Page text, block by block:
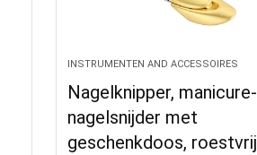
INSTRUMENTEN AND ACCESSOIRES
Nagelknipper, manicure-
nagelsnijder met
geschenkdoos, roestvrij